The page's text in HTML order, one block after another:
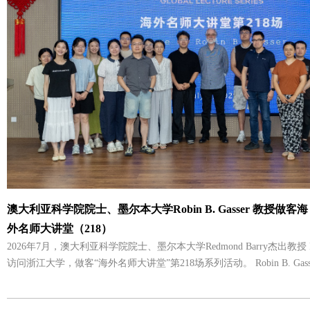
澳大利亚科学院院士、墨尔本大学Robin B. Gasser 教授做客海
外名师大讲堂（218）
2026年7月，澳大利亚科学院院士、墨尔本大学Redmond Barry杰出教授
访问浙江大学，做客“海外名师大讲堂”第218场系列活动。 Robin B. Gasser教授是澳大利亚科
分子寄生虫学、寄生蠕虫基因组学领域享有国际盛誉。 7月8日上午，Gasser教授在动物科学